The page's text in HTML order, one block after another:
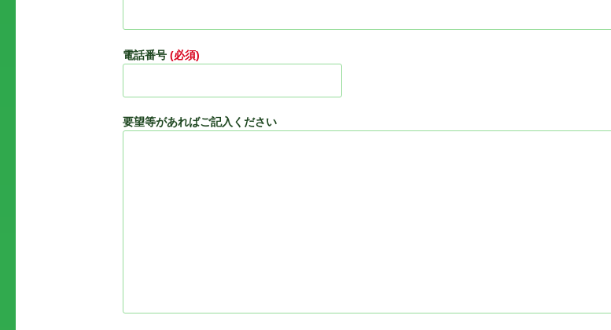
電話番号 (必須)
要望等があればご記入ください